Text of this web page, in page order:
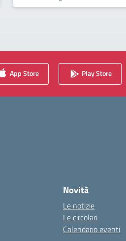
App Store Play Store
Novità
Le notizie
Le circolari
Calendario eventi